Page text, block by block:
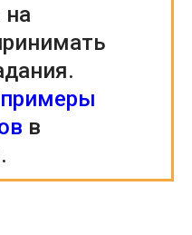
на
примеры
в